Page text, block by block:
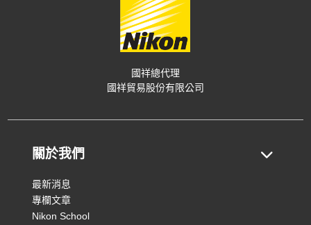
國祥總代理
國祥貿易股份有限公司
關於我們
最新消息
專欄文章
Nikon School